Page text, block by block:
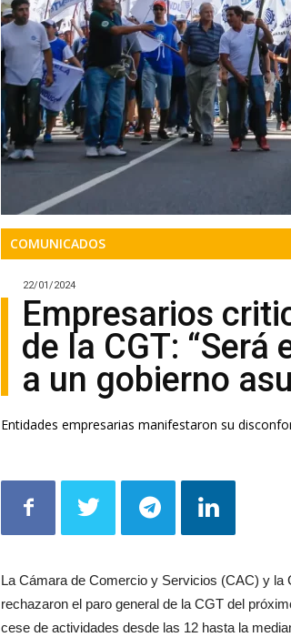
en
serio
COMUNICADOS
22/01/2024
Empresarios
de la CGT:
a un gobierno
Entidades empresarias manifestaron su
La Cámara de Comercio y Servicios (CAC) y
rechazaron el paro general de la CGT del
cese de actividades desde las 12 hasta la